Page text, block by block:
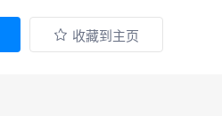
收藏到主页